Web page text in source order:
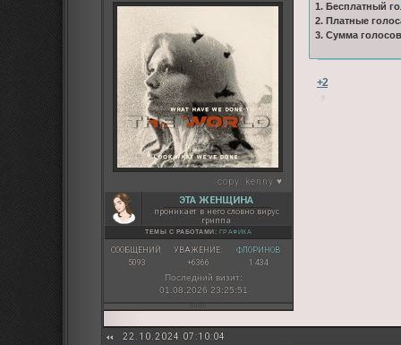
copy: kenny ♥
ЭТА ЖЕНЩИНА
проникает в него словно вирус
гриппа
ТЕМЫ С РАБОТАМИ: ГРАФИКА
СООБЩЕНИЙ:
5093
УВАЖЕНИЕ:
+6366
ФЛОРИНОВ:
1 434
Последний визит:
01.08.2026 23:25:51
1. Бесплатный
2. Платные
3. Сумма
+2
22.10.2024 07:10:04